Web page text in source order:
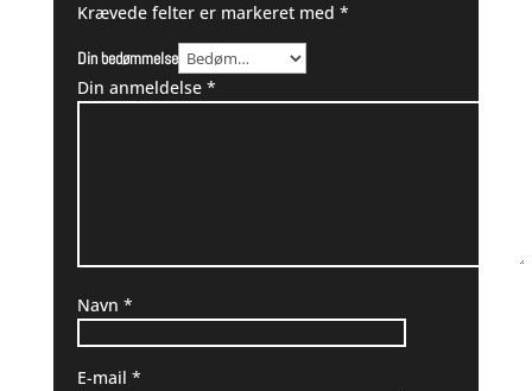
Krævede felter er markeret med *
Din bedømmelse
Din anmeldelse *
Navn *
E-mail *